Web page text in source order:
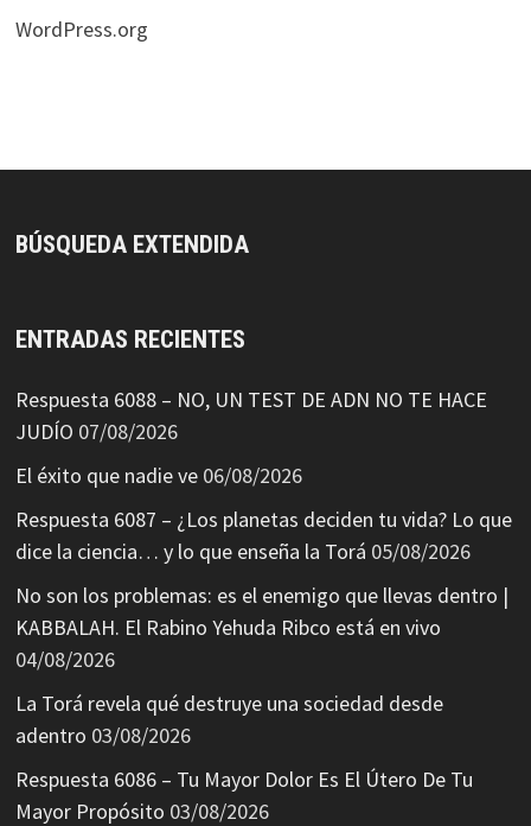
WordPress.org
BÚSQUEDA EXTENDIDA
ENTRADAS RECIENTES
Respuesta 6088 – NO, UN TEST DE ADN NO TE HACE
JUDÍO 07/08/2026
El éxito que nadie ve 06/08/2026
Respuesta 6087 – ¿Los planetas deciden tu vida? Lo que
dice la ciencia… y lo que enseña la Torá 05/08/2026
No son los problemas: es el enemigo que llevas dentro |
KABBALAH. El Rabino Yehuda Ribco está en vivo
04/08/2026
La Torá revela qué destruye una sociedad desde
adentro 03/08/2026
Respuesta 6086 – Tu Mayor Dolor Es El Útero De Tu
Mayor Propósito 03/08/2026